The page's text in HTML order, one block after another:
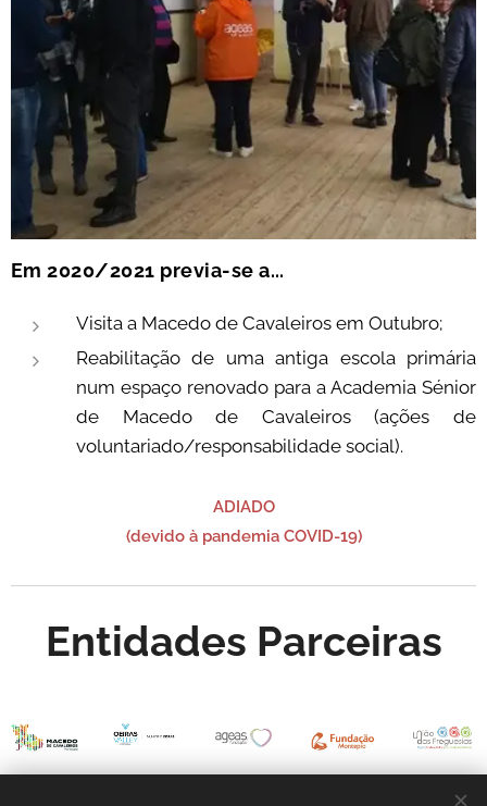
Em 2020/2021 previa-se a...
Visita a Macedo de Cavaleiros em Outubro;
Reabilitação de uma antiga escola primária
num espaço renovado para a Academia Sénior
de Macedo de Cavaleiros (ações de
voluntariado/responsabilidade social).
ADIADO
(devido à pandemia COVID-19)
Entidades Parceiras